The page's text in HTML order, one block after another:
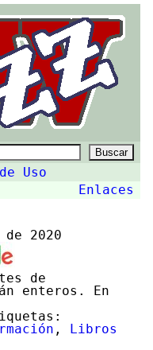
Uso
Enlaces
2020
de
enteros. En
, Libros